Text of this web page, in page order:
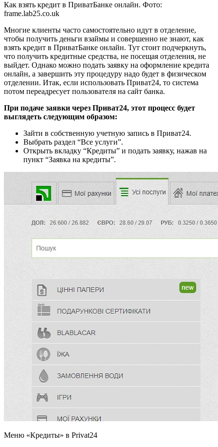
Как взять кредит в ПриватБанке онлайн. Фото:
frame.lab25.co.uk
Многие клиенты часто самостоятельно идут в отделение,
чтобы получить деньги взаймы и совершенно не знают, как
взять кредит в ПриватБанке онлайн. Тут стоит подчеркнуть,
что получить кредитные средства, не посещая отделения, не
выйдет. Однако можно подать заявку на оформление кредита
онлайн, а завершить эту процедуру надо будет в физическом
отделении. Итак, если использовать Приват24, то система
потом переадресует пользователя на сайт банка.
При подаче заявки через Приват24, этот процесс будет
выглядеть следующим образом:
Зайти в собственную учетную запись в Приват24.
Выбрать раздел “Все услуги”.
Открыть вкладку “Кредиты” и подать заявку, нажав на
пункт “Заявка на кредиты”.
Меню «Кредиты» в Privat24